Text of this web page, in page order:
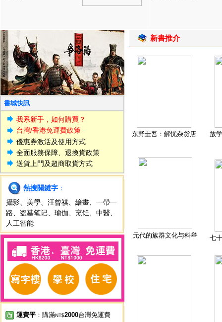
書城快訊
我系新手，如何購買？
台灣/香港免運費政策
優惠券激活及使用方式
全面服務保障、退換貨政策
送貨上門及超商取貨方式
熱搜關鍵字 ：
攝影
美學 汪曾祺 繪畫
一帶一
路
盗墓笔记 瑜伽 烹饪 中醫
人工智能
運費平 ：購滿NT$2000台灣免運費
新書推介
东野圭吾：解忧杂货店 放
元代的族群文化与科举 七